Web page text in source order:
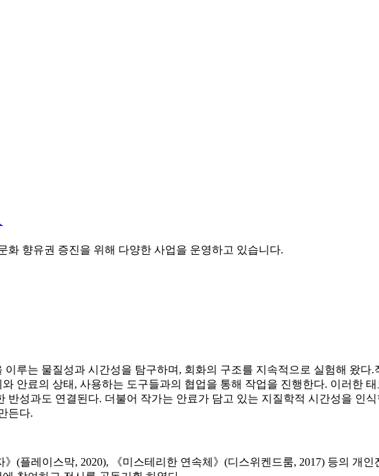
화 향유권 증진을 위해 다양한 사업을 운영하고 있습니다.
루는 물질성과 시간성을 탐구하며, 회화의 구조를 지속적으로 실험해 왔
안료의 상태, 사용하는 도구들과의 협업을 통해 작업을 진행한다. 이러한
반성과도 연결된다. 더불어 작가는 안료가 담고 있는 지질학적 시간성을 인
든다.
》(플레이스막, 2020), 《미스테리한 연속체》(디스위켄드룸, 2017) 등의 개